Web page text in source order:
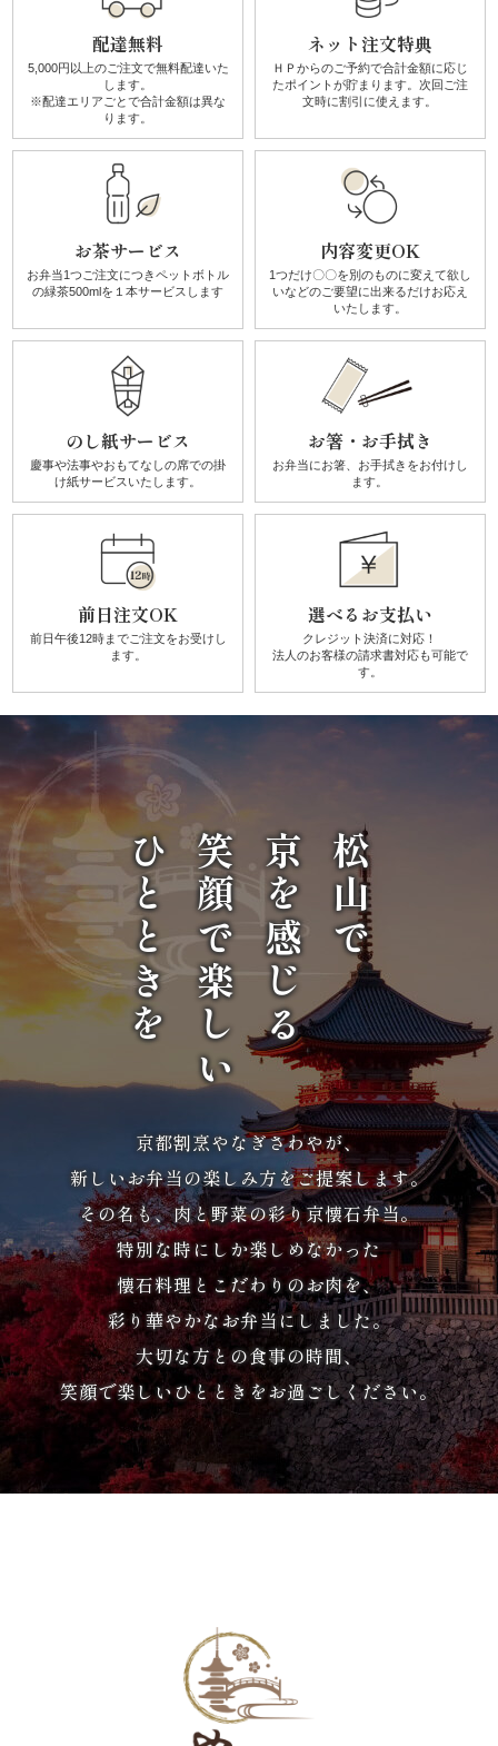
シ
ら
選
家
族
ま
り
議・
研
修
法
事・
十
日
お
祝
い・
顔
合
配達無料
5,000円以上のご注文で無料配達いた
します。
※配達エリアごとで合計金額は異な
ります。
ネット注文特典
ＨＰからのご予約で合計金額に応じ
たポイントが貯まります。 次回ご注
文時に割引に使えます。
お茶サービス
お弁当1つご注文につきペットボトル
の緑茶500mlを１本サービスします
内容変更OK
1つだけ〇〇を別のものに変えて欲し
いなどのご要望に出来るだけお応え
いたします。
のし紙サービス
慶事や法事やおもてなしの席での掛
け紙サービスいたします。
お箸・お手拭き
お弁当にお箸、お手拭きをお付けし
ます。
前日注文OK
前日午後12時までご注文をお受けし
ます。
選べるお支払い
クレジット決済に対応！
法人のお客様の請求書対応も可能で
す。
松山で
京を感じる
笑顔で楽しい
ひとときを
京都割烹やなぎさわやが、
新しいお弁当の楽しみ方をご提案します。
その名も、肉と野菜の彩り京懐石弁当。
特別な時にしか楽しめなかった
懐石料理とこだわりのお肉を、
彩り華やかなお弁当にしました。
大切な方との食事の時間、
笑顔で楽しいひとときをお過ごしください。